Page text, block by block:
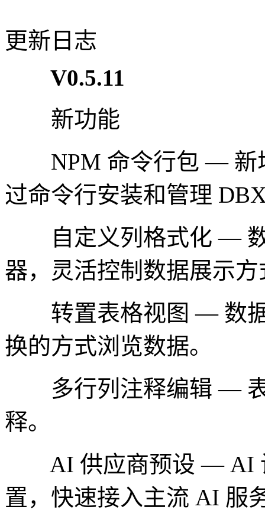
更新日志
V0.5.11
新功能
NPM 命令行包 — 新增
过命令行安装和管理
自定义列格式化 — 数
器，灵活控制数据展示方
转置表格视图 — 数据
换的方式浏览数据。
多行列注释编辑 — 表
释。
AI 供应商预设 — AI
置，快速接入主流 AI 服